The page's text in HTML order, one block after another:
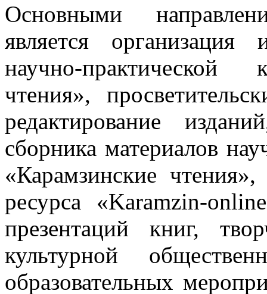
Основными
является организация
научно-практической
чтения»,
редактирование
сборника материалов
«Карамзинские
ресурса «Karamzin-
презентаций книг,
культурной
образовательных